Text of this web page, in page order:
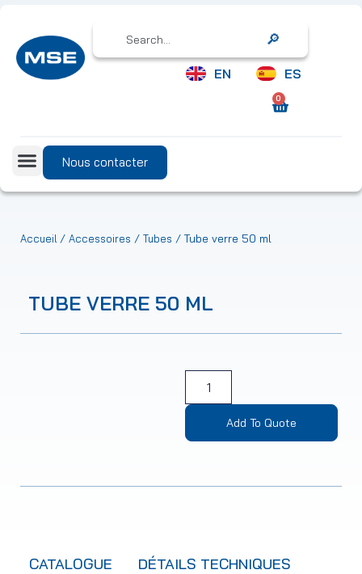
Search
EN ES
0
Nous contacter
Accueil / Accessoires / Tubes / Tube verre 50 ml
TUBE VERRE 50 ML
Add To Quote
CATALOGUE
DÉTAILS TECHNIQUES